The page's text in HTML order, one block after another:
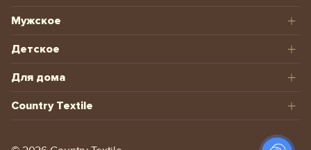
Мужское
Детское
Для дома
Country Textile